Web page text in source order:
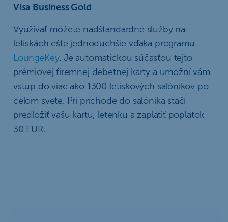
Visa Business Gold
Využívať môžete nadštandardné služby na
letiskách ešte jednoduchšie vďaka programu
LoungeKey. Je automatickou súčasťou tejto
prémiovej firemnej debetnej karty a umožní vám
vstup do viac ako 1300 letiskových salónikov po
celom svete. Pri príchode do salónika stačí
predložiť vašu kartu, letenku a zaplatiť poplatok
30 EUR.